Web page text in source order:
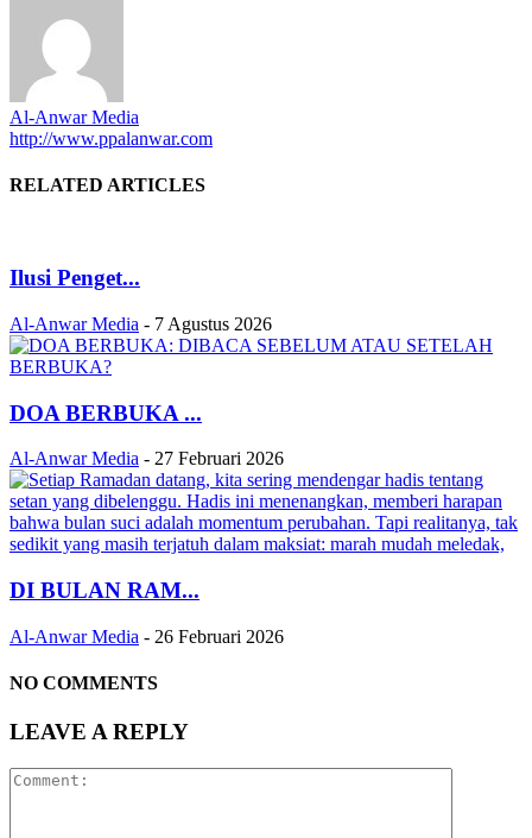
Al-Anwar Media
http://www.ppalanwar.com
RELATED ARTICLES
Ilusi Penget...
Al-Anwar Media - 7 Agustus 2026
DOA BERBUKA ...
Al-Anwar Media - 27 Februari 2026
DI BULAN RAM...
Al-Anwar Media - 26 Februari 2026
NO COMMENTS
LEAVE A REPLY